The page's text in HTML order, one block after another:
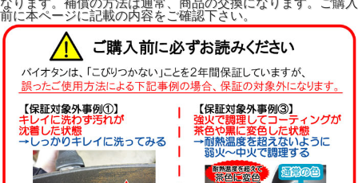
なります。補償の方法は通常、商品の交換になります。ご購入
前に本ページに記載の内容をご確認下さい。